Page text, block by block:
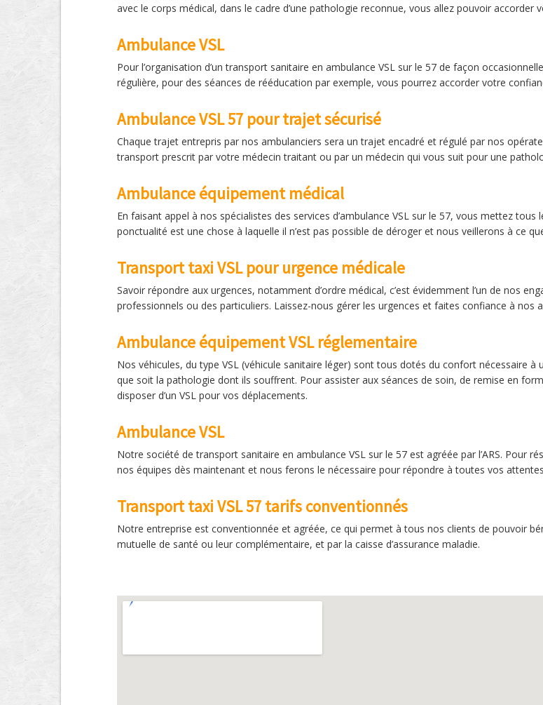
avec le corps médical, dans le cadre d’une pathologie reconnue, vous allez pouvoir accorder
Ambulance VSL
Pour l’organisation d’un transport sanitaire en ambulance VSL sur le 57 de façon
régulière, pour des séances de rééducation par exemple, vous pourrez accorder votre
Ambulance VSL 57 pour trajet sécurisé
Chaque trajet entrepris par nos ambulanciers sera un trajet encadré et régulé par nos
transport prescrit par votre médecin traitant ou par un médecin qui vous suit pour une
Ambulance équipement médical
En faisant appel à nos spécialistes des services d’ambulance VSL sur le 57, vous mettez
ponctualité est une chose à laquelle il n’est pas possible de déroger et nous veillerons à ce
Transport taxi VSL pour urgence médicale
Savoir répondre aux urgences, notamment d’ordre médical, c’est évidemment l’un de nos
professionnels ou des particuliers. Laissez-nous gérer les urgences et faites confiance à nos
Ambulance équipement VSL réglementaire
Nos véhicules, du type VSL (véhicule sanitaire léger) sont tous dotés du confort nécessaire
que soit la pathologie dont ils souffrent. Pour assister aux séances de soin, de remise en
disposer d’un VSL pour vos déplacements.
Ambulance VSL
Notre société de transport sanitaire en ambulance VSL sur le 57 est agréée par l’ARS. Pour
nos équipes dès maintenant et nous ferons le nécessaire pour répondre à toutes vos
Transport taxi VSL 57 tarifs conventionnés
Notre entreprise est conventionnée et agréée, ce qui permet à tous nos clients de pouvoir
mutuelle de santé ou leur complémentaire, et par la caisse d’assurance maladie.